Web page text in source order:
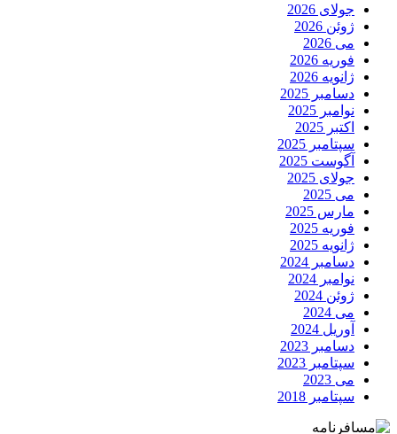
جولای 2026
ژوئن 2026
می 2026
فوریه 2026
ژانویه 2026
دسامبر 2025
نوامبر 2025
اکتبر 2025
سپتامبر 2025
آگوست 2025
جولای 2025
می 2025
مارس 2025
فوریه 2025
ژانویه 2025
دسامبر 2024
نوامبر 2024
ژوئن 2024
می 2024
آوریل 2024
دسامبر 2023
سپتامبر 2023
می 2023
سپتامبر 2018